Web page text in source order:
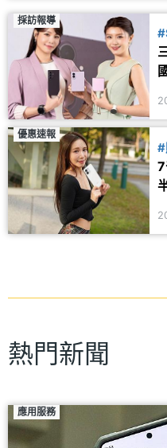
採訪報導
優惠速報
#
熱門新聞
應用服務